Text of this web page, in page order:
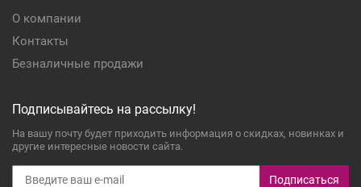
О компании
Контакты
Безналичные продажи
Подписывайтесь на рассылку!
На вашу почту будет приходить информация о скидках, новинках и
другие интересные новости сайта.
Подписаться